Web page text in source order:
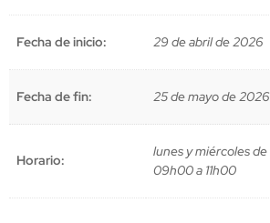
Fecha de inicio: 29 de abril de 2026
Fecha de fin: 25 de mayo de 2026
Horario:
lunes y miércoles de
09h00 a 11h00